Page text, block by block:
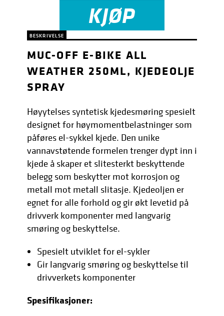
KJØP
BESKRIVELSE
MUC-OFF E-BIKE ALL
WEATHER 250ML, KJEDEOLJE
SPRAY
Høyytelses syntetisk kjedesmøring spesielt
designet for høymomentbelastninger som
påføres el-sykkel kjede. Den unike
vannavstøtende formelen trenger dypt inn i
kjede å skaper et slitesterkt beskyttende
belegg som beskytter mot korrosjon og
metall mot metall slitasje. Kjedeoljen er
egnet for alle forhold og gir økt levetid på
drivverk komponenter med langvarig
smøring og beskyttelse.
Spesielt utviklet for el-sykler
Gir langvarig smøring og beskyttelse til
drivverkets komponenter
Spesifikasjoner: